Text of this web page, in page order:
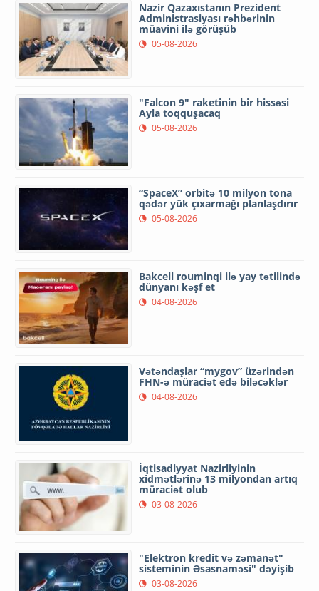
Nazir Qazaxıstanın Prezident
Administrasiyası rəhbərinin
müavini ilə görüşüb
05-08-2026
"Falcon 9" raketinin bir hissəsi
Ayla toqquşacaq
05-08-2026
“SpaceX” orbitə 10 milyon tona
qədər yük çıxarmağı planlaşdırır
05-08-2026
Bakcell rouminqi ilə yay tətilində
dünyanı kəşf et
04-08-2026
Vətəndaşlar “mygov” üzərindən
FHN-ə müraciət edə biləcəklər
04-08-2026
İqtisadiyyat Nazirliyinin
xidmətlərinə 13 milyondan artıq
müraciət olub
03-08-2026
"Elektron kredit və zəmanət"
sisteminin Əsasnaməsi" dəyişib
03-08-2026